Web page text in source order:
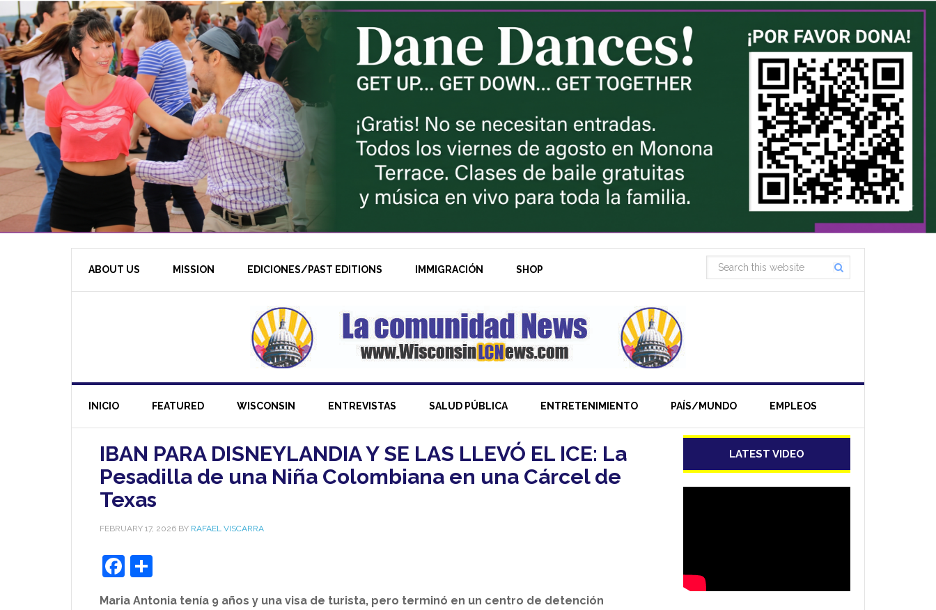
ABOUT US MISSION EDICIONES/PAST EDITIONS IMMIGRACIÓN SHOP
INICIO FEATURED WISCONSIN ENTREVISTAS SALUD PÚBLICA ENTRETENIMIENTO PAÍS/MUNDO EMPLEOS
IBAN PARA DISNEYLANDIA Y SE LAS LLEVÓ EL ICE: La
Pesadilla de una Niña Colombiana en una Cárcel de
Texas
FEBRUARY 17, 2026 BY RAFAEL VISCARRA
Facebook
Maria Antonia tenía 9 años y una visa de turista, pero terminó en un centro de detención
LATEST VIDEO